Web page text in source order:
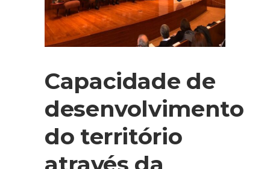
Capacidade de
desenvolvimento
do território